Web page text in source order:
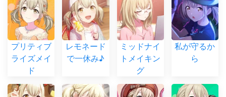
プリティブ
ライズメイ
ド
レモネード
で一休み♪
ミッドナイ
トメイキン
グ
私が守るか
ら